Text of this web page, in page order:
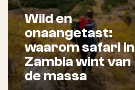
Wild en
onaangetast:
waarom safari in
Zambia wint van
de massa